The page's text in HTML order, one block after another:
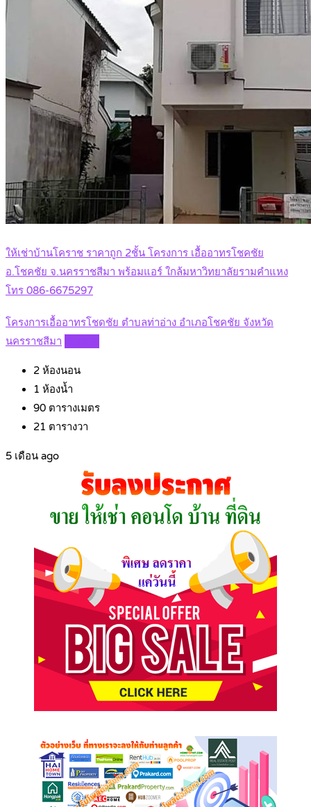
ให้เช่าบ้านโคราช ราคาถูก 2ชั้น โครงการ เอื้ออาทรโชคชัย
อ.โชคชัย จ.นครราชสีมา พร้อมแอร์ ใกล้มหาวิทยาลัยรามคำแหง
โทร 086-6675297
โครงการเอื้ออาทรโชดชัย ตำบลท่าอ่าง อำเภอโชคชัย จังหวัด
นครราชสีมา
2 ห้องนอน
1 ห้องน้ำ
90 ตารางเมตร
21 ตารางวา
5 เดือน ago